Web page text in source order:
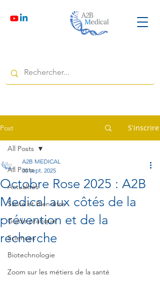
Post S'inscrire
All Posts
Actualités
Santé et Bien-être
Guide pratique
Sciences
Biotechnologie
Zoom sur les métiers de la santé
All Posts
Octobre Rose 2025 : A2B
Medical aux côtés de la
prévention et de la
recherche
A2B MEDICAL
30 sept. 2025